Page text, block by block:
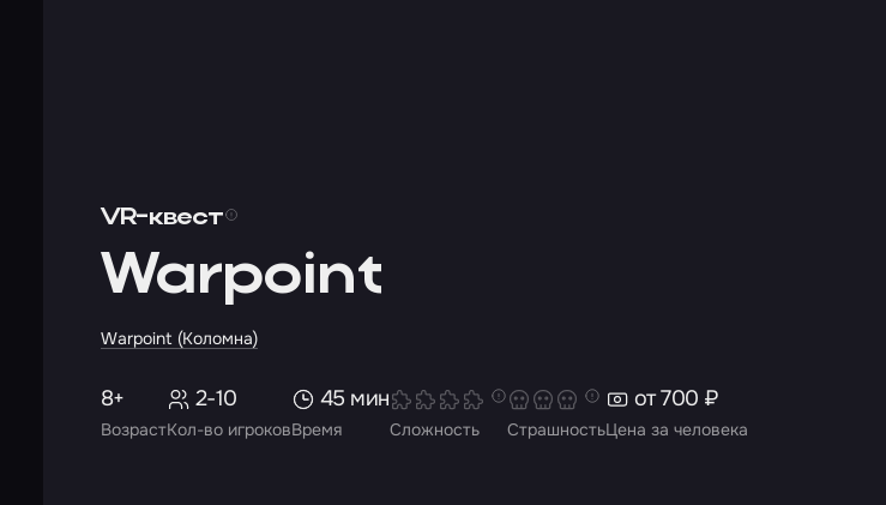
VR-квест
Warpoint
Warpoint (Коломна)
Возраст
8+
Кол-во игроков
2-10
Время
45 мин
Сложность СтрашностьЦена за человека
от 700 ₽